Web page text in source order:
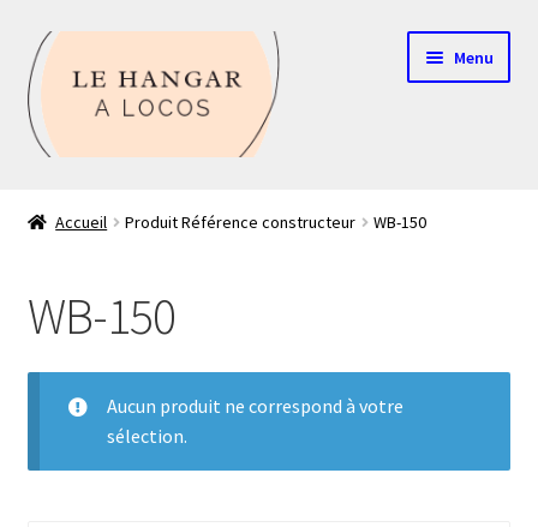
Aller
à
la
navigation
Aller
au
contenu
Menu
Mon compte
Echelle HO
Accueil Produit Référence constructeur WB-150
WB-150
Aucun produit ne correspond à votre
sélection.